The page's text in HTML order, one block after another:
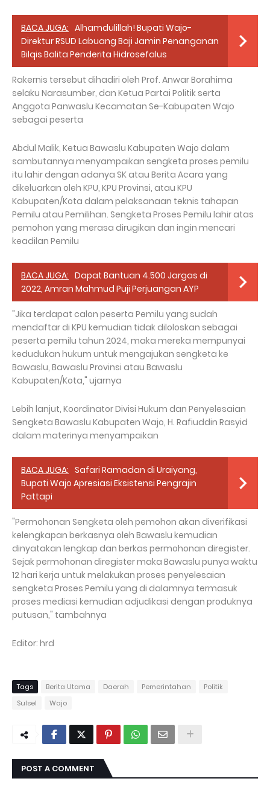
BACA JUGA: Alhamdulillah! Bupati Wajo-
Direktur RSUD Labuang Baji Jamin Penanganan
Bilqis Balita Penderita Hidrosefalus
Rakernis tersebut dihadiri oleh Prof. Anwar Borahima
selaku Narasumber, dan Ketua Partai Politik serta
Anggota Panwaslu Kecamatan Se-Kabupaten Wajo
sebagai peserta
Abdul Malik, Ketua Bawaslu Kabupaten Wajo dalam
sambutannya menyampaikan sengketa proses pemilu
itu lahir dengan adanya SK atau Berita Acara yang
dikeluarkan oleh KPU, KPU Provinsi, atau KPU
Kabupaten/Kota dalam pelaksanaan teknis tahapan
Pemilu atau Pemilihan. Sengketa Proses Pemilu lahir atas
pemohon yang merasa dirugikan dan ingin mencari
keadilan Pemilu
BACA JUGA: Dapat Bantuan 4.500 Jargas di
2022, Amran Mahmud Puji Perjuangan AYP
"Jika terdapat calon peserta Pemilu yang sudah
mendaftar di KPU kemudian tidak diloloskan sebagai
peserta pemilu tahun 2024, maka mereka mempunyai
kedudukan hukum untuk mengajukan sengketa ke
Bawaslu, Bawaslu Provinsi atau Bawaslu
Kabupaten/Kota," ujarnya
Lebih lanjut, Koordinator Divisi Hukum dan Penyelesaian
Sengketa Bawaslu Kabupaten Wajo, H. Rafiuddin Rasyid
dalam materinya menyampaikan
BACA JUGA: Safari Ramadan di Uraiyang,
Bupati Wajo Apresiasi Eksistensi Pengrajin
Pattapi
"Permohonan Sengketa oleh pemohon akan diverifikasi
kelengkapan berkasnya oleh Bawaslu kemudian
dinyatakan lengkap dan berkas permohonan diregister.
Sejak permohonan diregister maka Bawaslu punya waktu
12 hari kerja untuk melakukan proses penyelesaian
sengketa Proses Pemilu yang di dalamnya termasuk
proses mediasi kemudian adjudikasi dengan produknya
putusan," tambahnya
Editor: hrd
Tags Berita Utama Daerah Pemerintahan
Politik
Sulsel
Wajo
POST A COMMENT